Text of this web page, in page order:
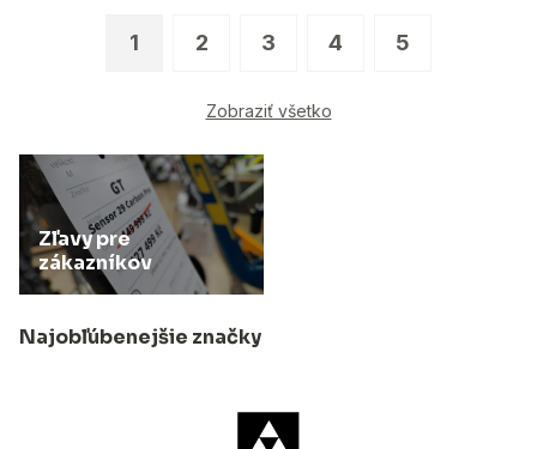
1 2 3 4 5
Zobraziť všetko
Zľavy pre
zákazníkov
Najobľúbenejšie značky